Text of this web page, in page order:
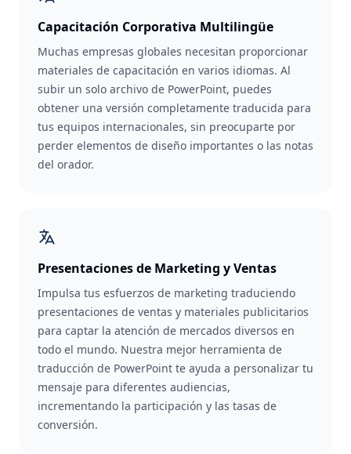
Capacitación Corporativa Multilingüe
Muchas empresas globales necesitan proporcionar
materiales de capacitación en varios idiomas. Al
subir un solo archivo de PowerPoint, puedes
obtener una versión completamente traducida para
tus equipos internacionales, sin preocuparte por
perder elementos de diseño importantes o las notas
del orador.
Presentaciones de Marketing y Ventas
Impulsa tus esfuerzos de marketing traduciendo
presentaciones de ventas y materiales publicitarios
para captar la atención de mercados diversos en
todo el mundo. Nuestra mejor herramienta de
traducción de PowerPoint te ayuda a personalizar tu
mensaje para diferentes audiencias,
incrementando la participación y las tasas de
conversión.